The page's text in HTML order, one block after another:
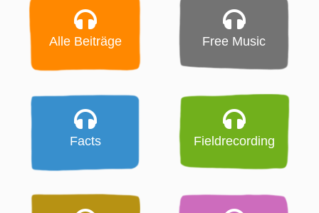
Alle Beiträge Free Music
Facts Fieldrecording